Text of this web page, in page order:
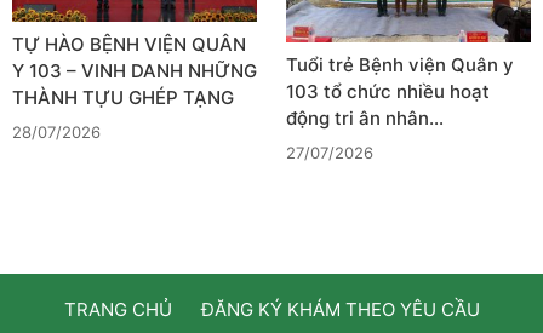
TỰ HÀO BỆNH VIỆN QUÂN
Y 103 – VINH DANH NHỮNG
THÀNH TỰU GHÉP TẠNG
28/07/2026
Tuổi trẻ Bệnh viện Quân y
103 tổ chức nhiều hoạt
động tri ân nhân…
27/07/2026
TRANG CHỦ
ĐĂNG KÝ KHÁM THEO YÊU CẦU